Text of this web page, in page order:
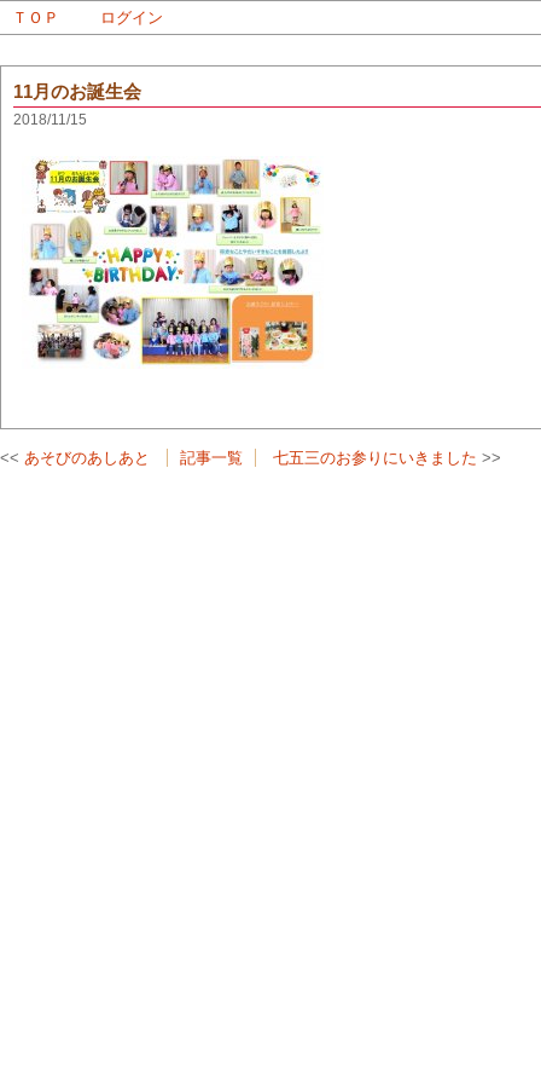
ＴＯＰ ログイン
11月のお誕生会
2018/11/15
あそびのあしあと 記事一覧 七五三のお参りにいきました